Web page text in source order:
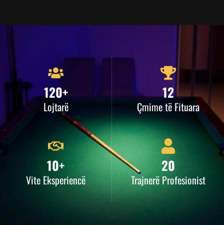
120+
Lojtarë
12
Çmime të Fituara
10+
Vite Eksperiencë
20
Trajnerë Profesionist